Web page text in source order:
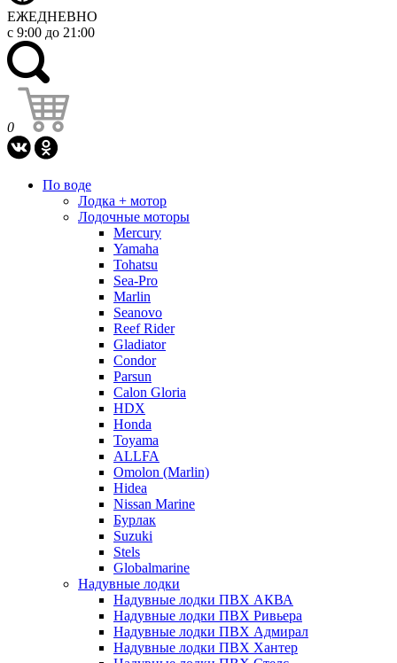
ЕЖЕДНЕВНО
с 9:00 до 21:00
0
По воде
Лодка + мотор
Лодочные моторы
Mercury
Yamaha
Tohatsu
Sea-Pro
Marlin
Seanovo
Reef Rider
Gladiator
Condor
Parsun
Calon Gloria
HDX
Honda
Toyama
ALLFA
Omolon (Marlin)
Hidea
Nissan Marine
Бурлак
Suzuki
Stels
Globalmarine
Надувные лодки
Надувные лодки ПВХ АКВА
Надувные лодки ПВХ Ривьера
Надувные лодки ПВХ Адмирал
Надувные лодки ПВХ Хантер